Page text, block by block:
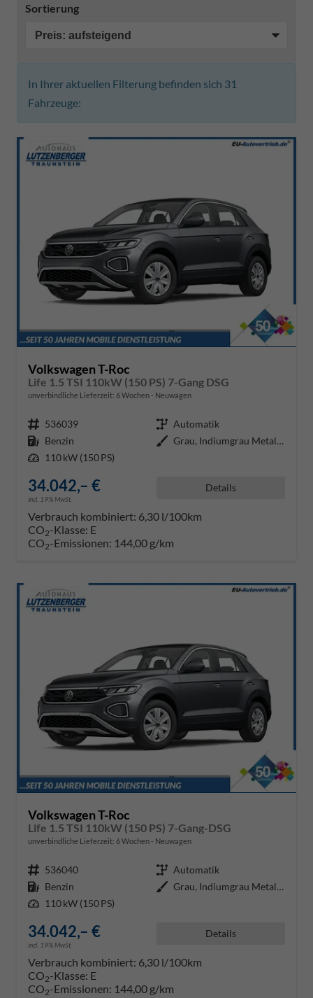
Sortierung
In Ihrer aktuellen Filterung befinden sich 31
Fahrzeuge:
Volkswagen T-Roc
Life 1.5 TSI 110kW (150 PS) 7-Gang DSG
unverbindliche Lieferzeit: 6 Wochen Neuwagen
Fahrzeugnr. 536039 Getriebe Automatik
Kraftstoff Benzin Außenfarbe
Grau, Indiumgrau Metallic (X3)
Leistung 110 kW (150 PS)
34.042,– €
incl. 19% MwSt.
Details
Verbrauch kombiniert: 6,30 l/100km
CO2-Klasse: E
CO2-Emissionen: 144,00 g/km
Volkswagen T-Roc
Life 1.5 TSI 110kW (150 PS) 7-Gang-DSG
unverbindliche Lieferzeit: 6 Wochen Neuwagen
Fahrzeugnr. 536040 Getriebe Automatik
Kraftstoff Benzin Außenfarbe
Grau, Indiumgrau Metallic (X3)
Leistung 110 kW (150 PS)
34.042,– €
incl. 19% MwSt.
Details
Verbrauch kombiniert: 6,30 l/100km
CO2-Klasse: E
CO2-Emissionen: 144,00 g/km